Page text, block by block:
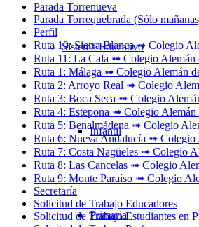
Sistema Educativo
Infantil
Primaria
Parada Torrenueva
Parada Torrequebrada (Sólo
Perfil
Ruta 10: Sierra Blanca ➟ Colegio
Ruta 11: La Cala ➟ Colegio Alemán
Ruta 1: Málaga ➟ Colegio Alemán
Ruta 2: Arroyo Real ➟ Colegio
Ruta 3: Boca Seca ➟ Colegio
Ruta 4: Estepona ➟ Colegio Alemán
Ruta 5: Benalmádena ➟ Colegio
Ruta 6: Nueva Andalucía ➟ Colegio
Ruta 7: Costa Nagüeles ➟ Colegio
Ruta 8: Las Cancelas ➟ Colegio
Ruta 9: Monte Paraíso ➟ Colegio
Secretaría
Solicitud de Trabajo Educadores
Solicitud de Trabajo Estudiantes en